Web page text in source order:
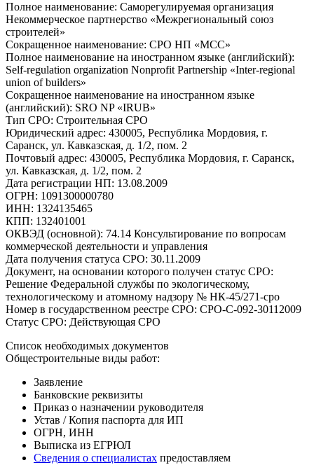
Полное наименование: Саморегулируемая организация
Некоммерческое партнерство «Межрегиональный союз
строителей»
Сокращенное наименование: СРО НП «МСС»
Полное наименование на иностранном языке (английский):
Self-regulation organization Nonprofit Partnership «Inter-regional
union of builders»
Сокращенное наименование на иностранном языке
(английский): SRO NP «IRUB»
Тип СРО: Строительная СРО
Юридический адрес: 430005, Республика Мордовия, г.
Саранск, ул. Кавказская, д. 1/2, пом. 2
Почтовый адрес: 430005, Республика Мордовия, г. Саранск,
ул. Кавказская, д. 1/2, пом. 2
Дата регистрации НП: 13.08.2009
ОГРН: 1091300000780
ИНН: 1324135465
КПП: 132401001
ОКВЭД (основной): 74.14 Консультирование по вопросам
коммерческой деятельности и управления
Дата получения статуса СРО: 30.11.2009
Документ, на основании которого получен статус СРО:
Решение Федеральной службы по экологическому,
технологическому и атомному надзору № НК-45/271-сро
Номер в государственном реестре СРО: СРО-С-092-30112009
Статус СРО: Действующая СРО
Список необходимых документов
Общестроительные виды работ:
Заявление
Банковские реквизиты
Приказ о назначении руководителя
Устав / Копия паспорта для ИП
ОГРН, ИНН
Выписка из ЕГРЮЛ
Сведения о специалистах предоставляем